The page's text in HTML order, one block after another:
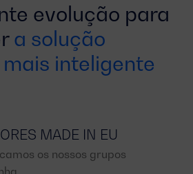
evolução para
a solução
inteligente
MADE IN EU
os nossos grupos